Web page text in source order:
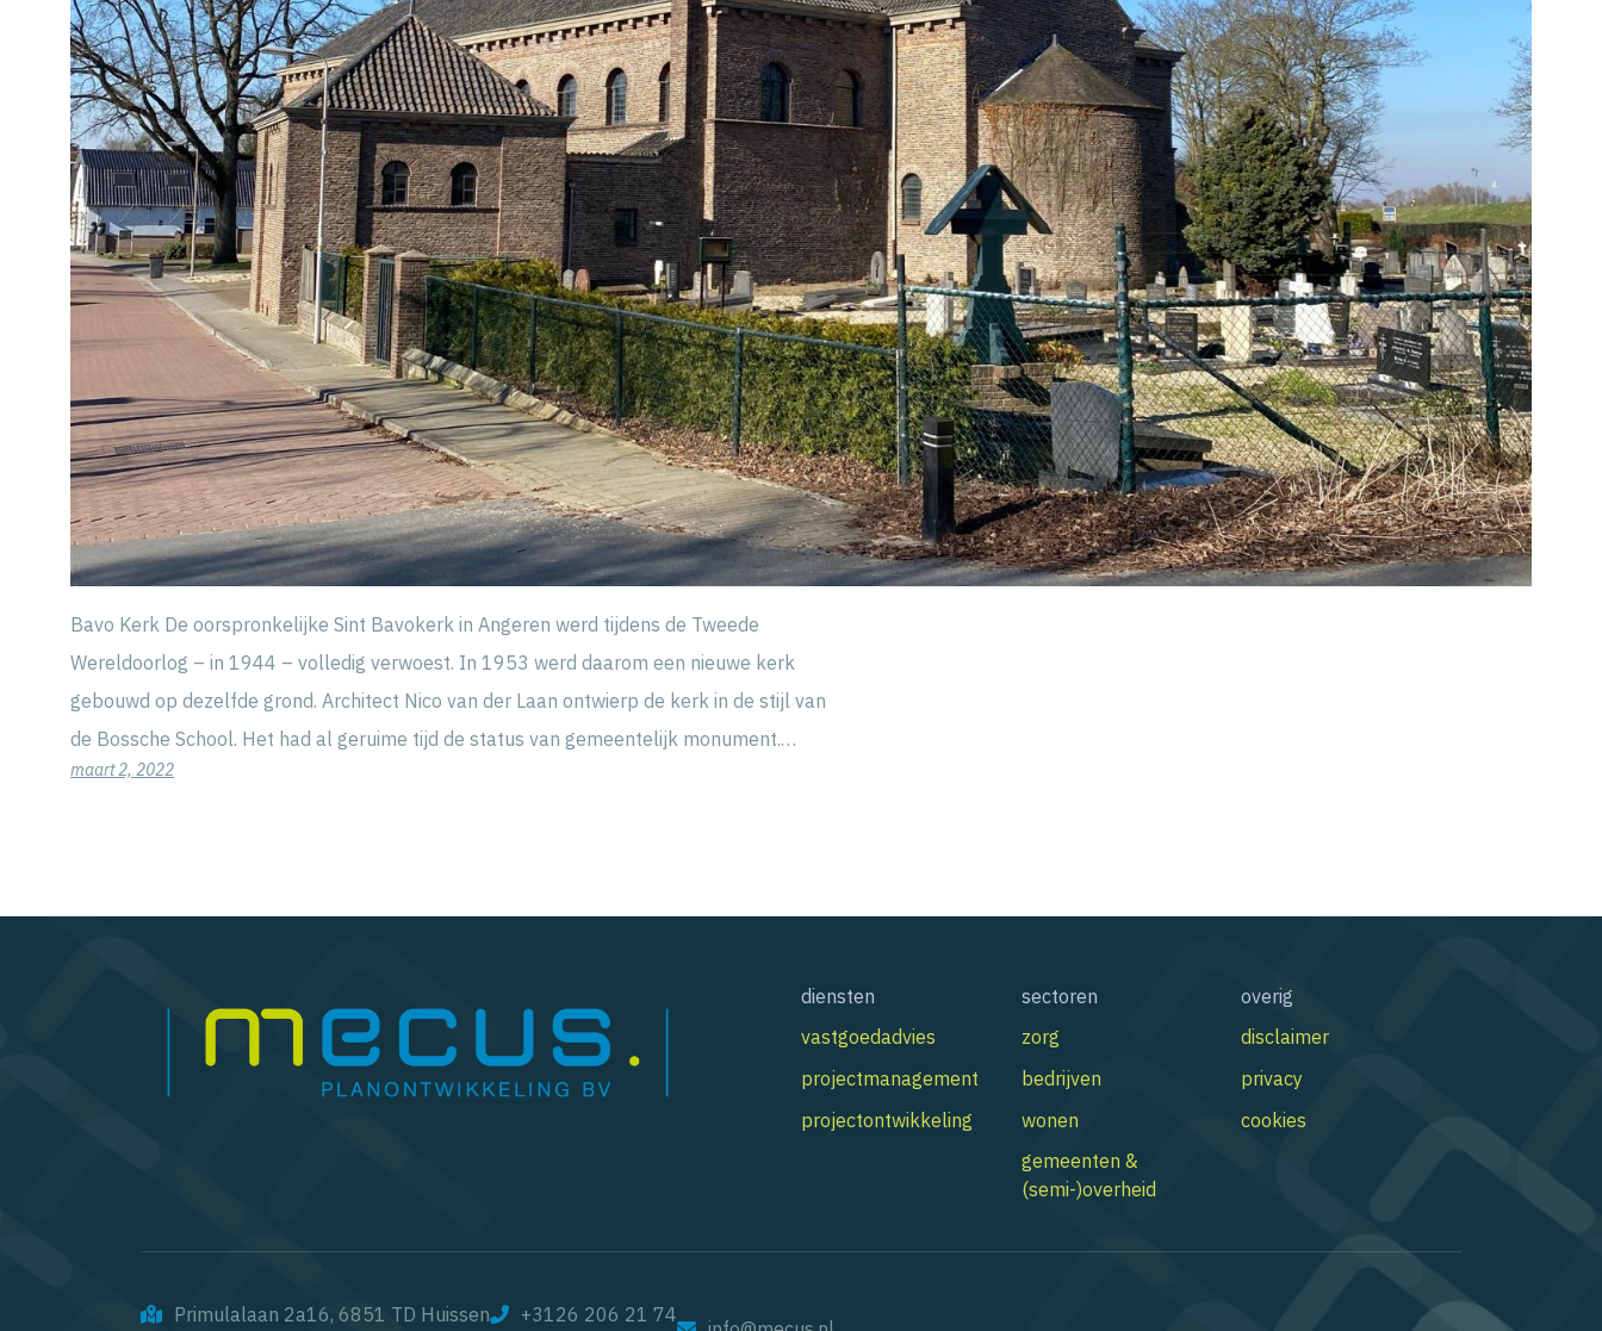
Bavo Kerk De oorspronkelijke Sint Bavokerk in Angeren werd tijdens de Tweede
Wereldoorlog – in 1944 – volledig verwoest. In 1953 werd daarom een nieuwe kerk
gebouwd op dezelfde grond. Architect Nico van der Laan ontwierp de kerk in de stijl van
de Bossche School. Het had al geruime tijd de status van gemeentelijk monument.…
maart 2, 2022
diensten
vastgoedadvies
projectmanagement
projectontwikkeling
sectoren
zorg
bedrijven
wonen
gemeenten &
(semi-)overheid
overig
disclaimer
privacy
cookies
Primulalaan 2a16, 6851 TD Huissen +3126 206 21 74